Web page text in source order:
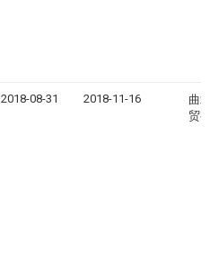
2018-08-31 2018-11-16
曲靖
贸有